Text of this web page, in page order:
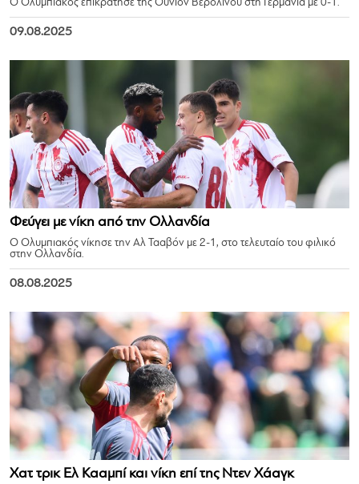
Ο Ολυμπιακός επικράτησε της Ουνιόν Βερολίνου στη Γερμανία με 0-1.
09.08.2025
Φεύγει με νίκη από την Ολλανδία
Ο Ολυμπιακός νίκησε την Αλ Τααβόν με 2-1, στο τελευταίο του φιλικό
στην Ολλανδία.
08.08.2025
Χατ τρικ Ελ Κααμπί και νίκη επί της Ντεν Χάαγκ